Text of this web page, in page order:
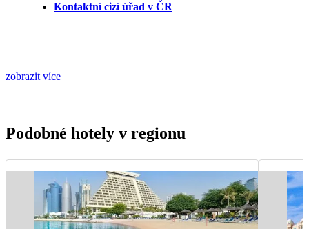
Kontaktní cizí úřad v ČR
zobrazit více
Podobné hotely v regionu